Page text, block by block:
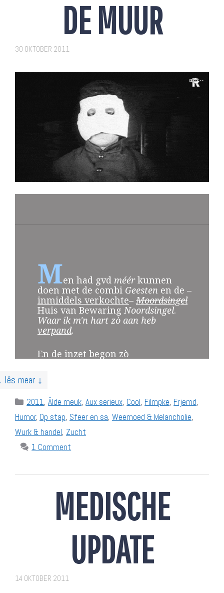
DE MUUR
30 OKTOBER 2011
Men had gvd méérkunnen
doen met de combi Geesten en de –
inmiddels verkochte–Moordsingel
Huis van BewaringNoordsingel.
Waar ik m'n hart zò aan heb
verpand.
En de inzet begon zò
lês mear ↓
Categories
2011,Âlde meuk,Aux serieux, Cool, Filmpke, Frjemd,
Humor, Op stap, Sfeer en sa, Weemoed & Melancholie,
Wurk & handel, Zucht
1 Comment
MEDISCHE
UPDATE
14 OKTOBER 2011